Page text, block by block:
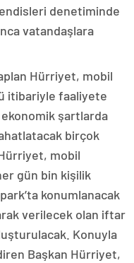
denetiminde
vatandaşlara
Hürriyet, mobil
itibariyle faaliyete
şartlarda
birçok
mobil
gün bin kişilik
konumlanacak
verilecek olan iftar
Konuyla
Başkan Hürriyet,